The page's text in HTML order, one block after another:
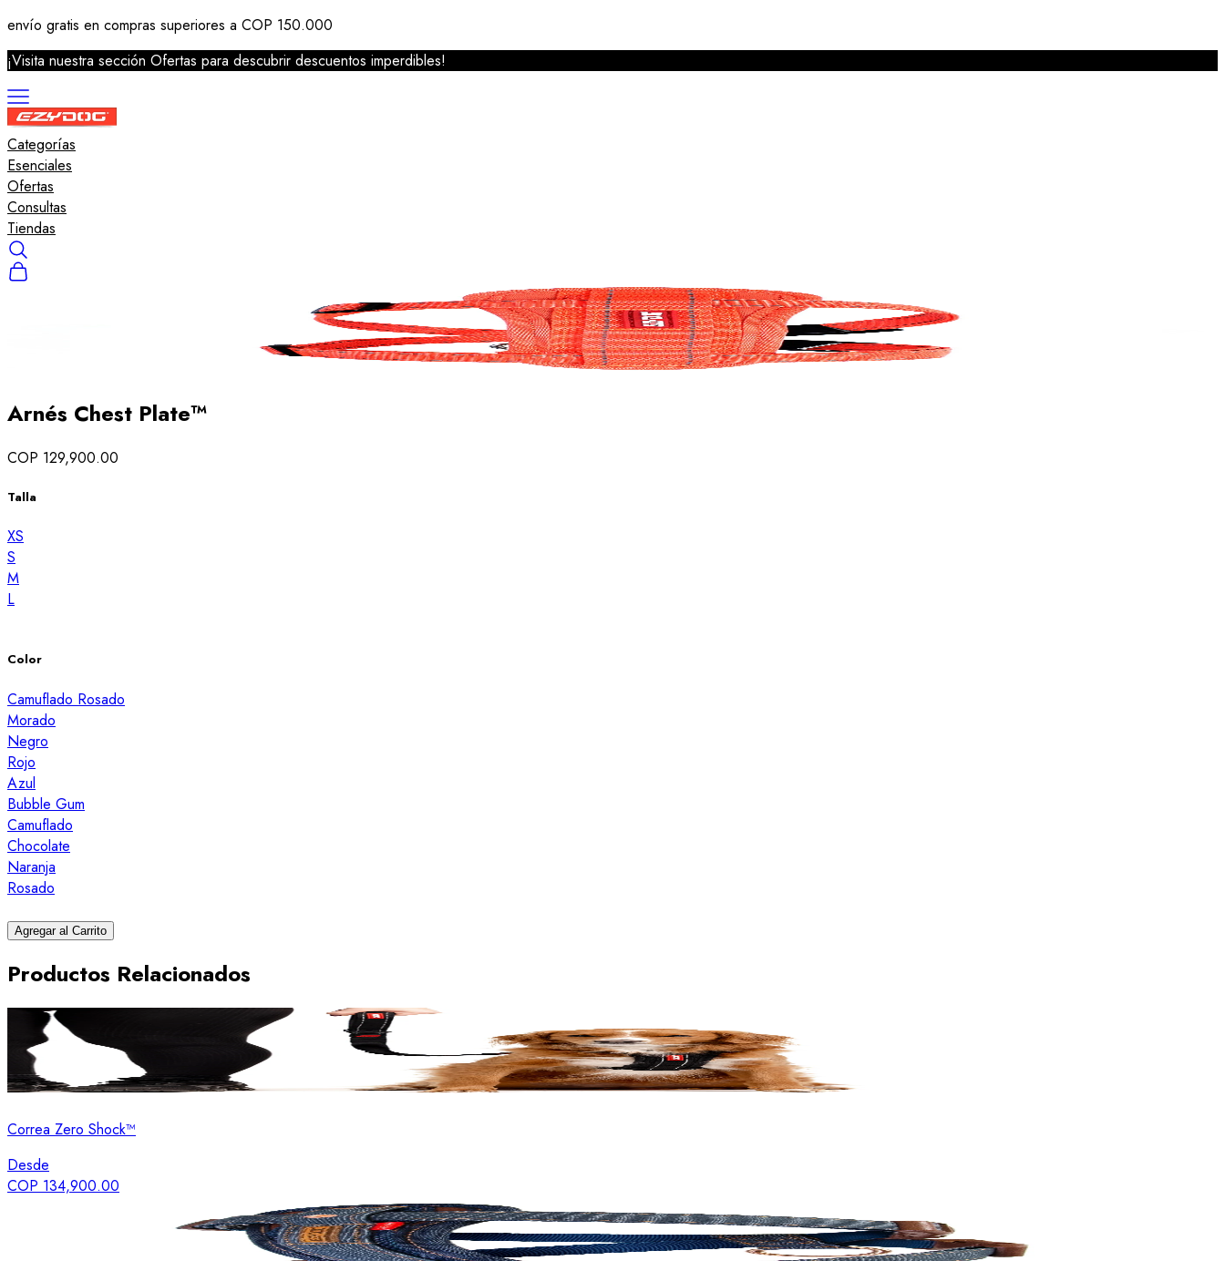
envío gratis en compras superiores a COP 150.000
¡Visita nuestra sección Ofertas para descubrir descuentos imperdibles!
Categorías
Correas
Arneses
Collares
Salvavidas
Accesorios
Esenciales
Ofertas
Consultas
Tiendas
Arnés Chest Plate™
COP 129,900.00
Talla
XS
S
M
L
Color
Camuflado Rosado
Morado
Negro
Rojo
Azul
Bubble Gum
Camuflado
Chocolate
Naranja
Rosado
Agregar al Carrito
Productos Relacionados
Correa Zero Shock™
Desde
COP 134,900.00